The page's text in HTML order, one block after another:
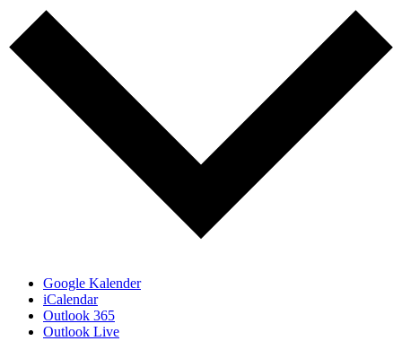
Google Kalender
iCalendar
Outlook 365
Outlook Live